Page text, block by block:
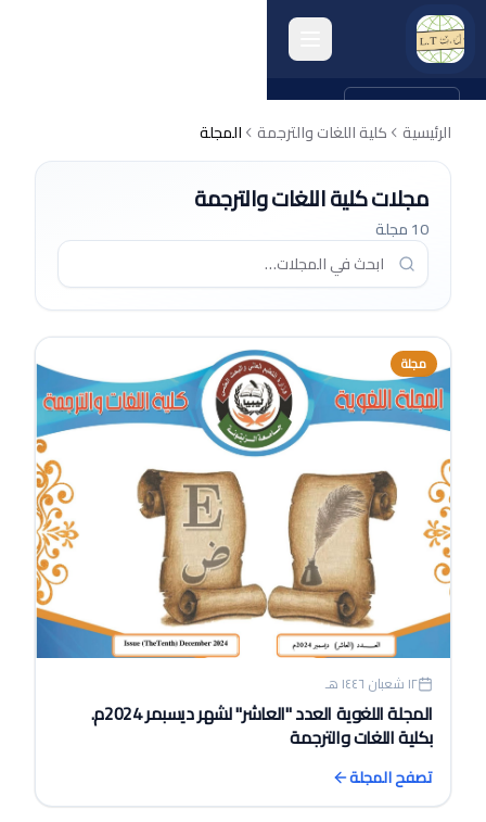
english
الرئيسية
انشطة الكلية
البحث العلمي
الجودة وتقييم الأداء
الخريجون
المرافق الكلية
أرشيف الكلية
الرئيسية كلية اللغات والترجمة المجلة
مجلات كلية اللغات والترجمة
10 مجلة
مجلة
١٢ شعبان ١٤٤٦ هـ
المجلة اللغوية العدد "العاشر" لشهر ديسبمر 2024م.
بكلية اللغات والترجمة
تصفح المجلة